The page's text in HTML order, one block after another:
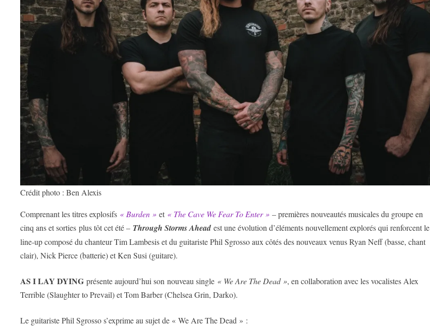
Crédit photo : Ben Alexis
Comprenant les titres explosifs « Burden » et « The Cave We Fear To Enter » – premières nouveautés musicales du groupe en
cinq ans et sorties plus tôt cet été – Through Storms Ahead est une évolution d’éléments nouvellement explorés qui renforcent le
line-up composé du chanteur Tim Lambesis et du guitariste Phil Sgrosso aux côtés des nouveaux venus Ryan Neff (basse, chant
clair), Nick Pierce (batterie) et Ken Susi (guitare).
AS I LAY DYING présente aujourd’hui son nouveau single « We Are The Dead », en collaboration avec les vocalistes Alex
Terrible (Slaughter to Prevail) et Tom Barber (Chelsea Grin, Darko).
Le guitariste Phil Sgrosso s’exprime au sujet de « We Are The Dead » :